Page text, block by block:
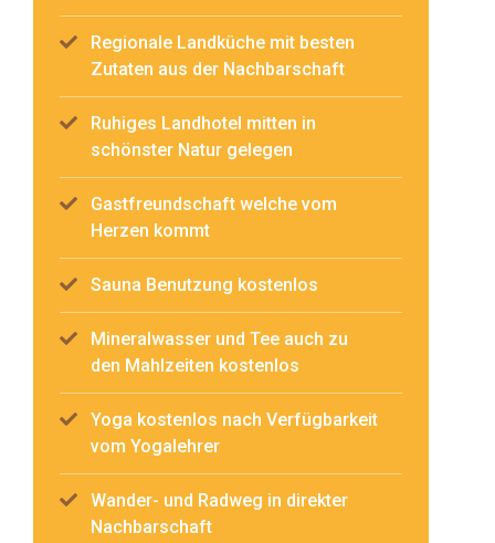
Regionale Landküche mit besten
Zutaten aus der Nachbarschaft
Ruhiges Landhotel mitten in
schönster Natur gelegen
Gastfreundschaft welche vom
Herzen kommt
Sauna Benutzung kostenlos
Mineralwasser und Tee auch zu
den Mahlzeiten kostenlos
Yoga kostenlos nach Verfügbarkeit
vom Yogalehrer
Wander- und Radweg in direkter
Nachbarschaft